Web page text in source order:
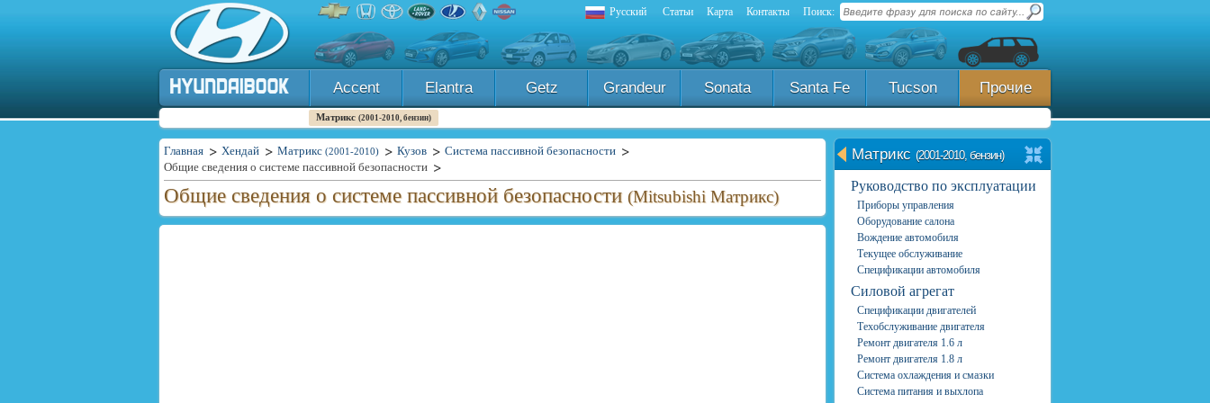
Русский Статьи Карта Контакты Поиск:
Accent Elantra Getz Grandeur Sonata Santa Fe Tucson Прочие
Матрикс (2001-2010, бензин)
Главная Хендай Матрикс (2001-2010) Кузов
Система пассивной безопасности
Общие сведения о системе пассивной безопасности
Общие сведения о системе пассивной безопасности (Mitsubishi Матрикс)
Матрикс (2001-2010, бензин)
Руководство по эксплуатации
Приборы управления
Оборудование салона
Вождение автомобиля
Текущее обслуживание
Спецификации автомобиля
Силовой агрегат
Спецификации двигателей
Техобслуживание двигателя
Ремонт двигателя 1.6 л
Ремонт двигателя 1.8 л
Система охлаждения и смазки
Система питания и выхлопа